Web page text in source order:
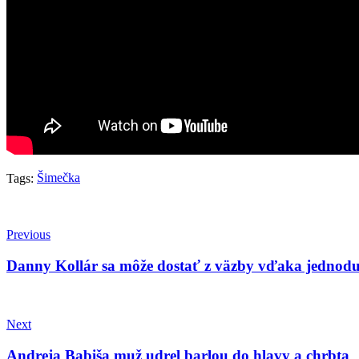
Tags: Šimečka
Previous
Danny Kollár sa môže dostať z väzby vďaka
Next